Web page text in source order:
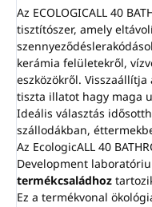
Az ECOLOGICALL 40
tisztítószer, amely
kerámia felületekről,
eszközökről.
tiszta illatot hagy maga
Ideális választás
szállodákban,
Az EcologicALL 40
Development
termékcsaládhoz
Ez a termékvonal